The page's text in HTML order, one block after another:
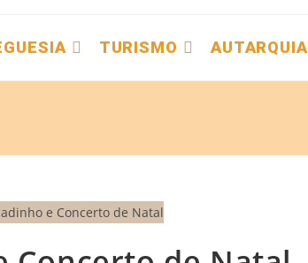
TURISMO AUTARQUIA